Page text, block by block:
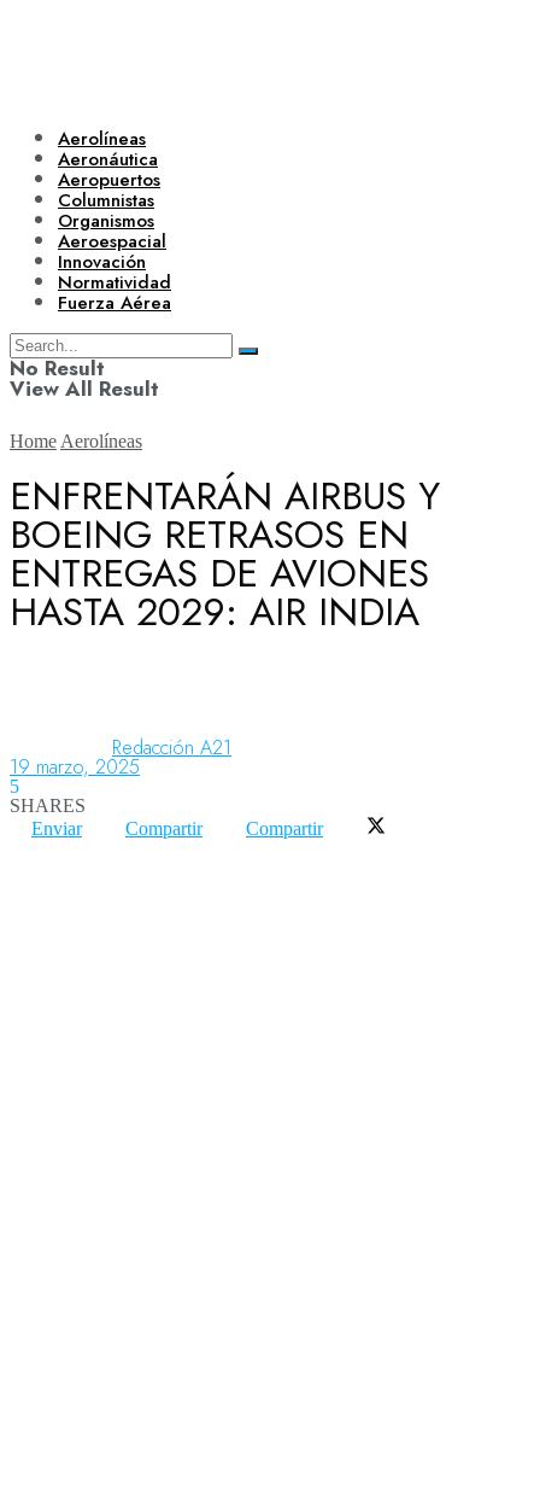
Aerolíneas
Aeronáutica
Aeropuertos
Columnistas
Organismos
Aeroespacial
Innovación
Normatividad
Fuerza Aérea
No Result
View All Result
Aerolíneas
Aeronáutica
Home Aerolíneas
ENFRENTARÁN AIRBUS Y
BOEING RETRASOS EN
ENTREGAS DE AVIONES
HASTA 2029: AIR INDIA
Redacción A21
19 marzo, 2025
5
SHARES
Enviar
Compartir Compartir